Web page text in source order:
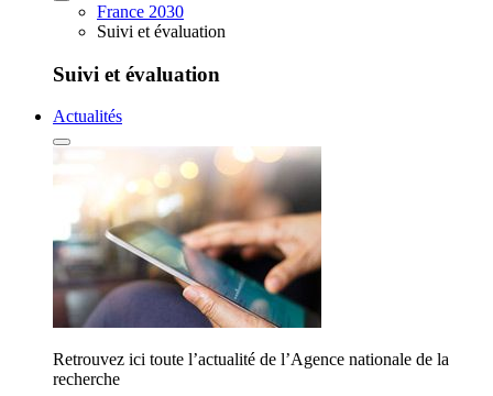
France 2030
Suivi et évaluation
Suivi et évaluation
Actualités
Retrouvez ici toute l’actualité de l’Agence nationale de la
recherche